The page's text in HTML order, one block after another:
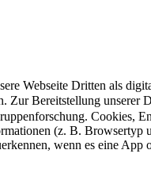
Webseite Dritten als
Zur Bereitstellung unserer
Cookies,
(z. B.
wenn es eine